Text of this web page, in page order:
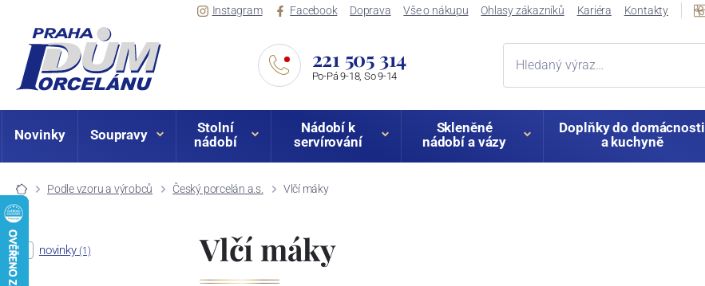
Instagram Facebook Doprava Vše o nákupu Ohlasy zákazníků Kariéra Kontakty
221 505 314
Po-Pá 9-18, So 9-14
Novinky Soupravy
Stolní
nádobí
Nádobí k
servírování
Skleněné
nádobí a vázy
Doplňky do domácnosti
a kuchyně
Podle vzoru a výrobců Český porcelán a.s. Vlčí máky
Vlčí máky
novinky (1)